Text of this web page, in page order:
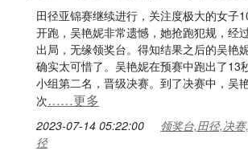
田径亚锦赛继续进行，关注度极大的女子
开跑，吴艳妮非常遗憾，她抢跑犯规，经
出局，无缘领奖台。得知结果之后的吴艳
确实太可惜了。吴艳妮在预赛中跑出了13
小组第二名，晋级决赛。到了决赛中，吴
次……更多
2023-07-14 05:22:00
领奖台,田径,决
径